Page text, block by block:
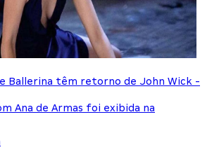
Ballerina têm retorno de John Wick -
Ana de Armas foi exibida na